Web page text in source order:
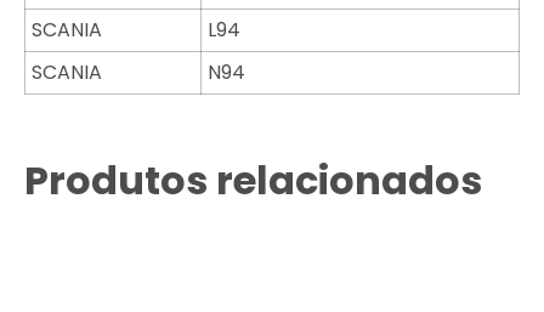
SCANIA
L94
SCANIA
N94
Produtos relacionados